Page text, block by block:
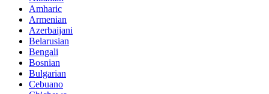
Amharic
Armenian
Azerbaijani
Belarusian
Bengali
Bosnian
Bulgarian
Cebuano